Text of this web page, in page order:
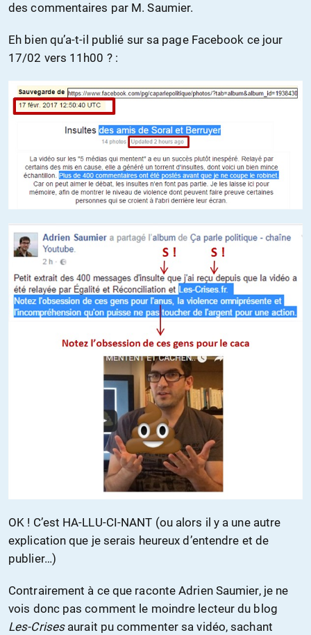
des commentaires par M. Saumier.
Eh bien qu’a-t-il publié sur sa page Facebook ce jour
17/02 vers 11h00 ? :
OK ! C’est HA-LLU-CI-NANT (ou alors il y a une autre
explication que je serais heureux d’entendre et de
publier…)
Contrairement à ce que raconte Adrien Saumier, je ne
vois donc pas comment le moindre lecteur du blog
Les-Crisesaurait pu commenter sa vidéo, sachant